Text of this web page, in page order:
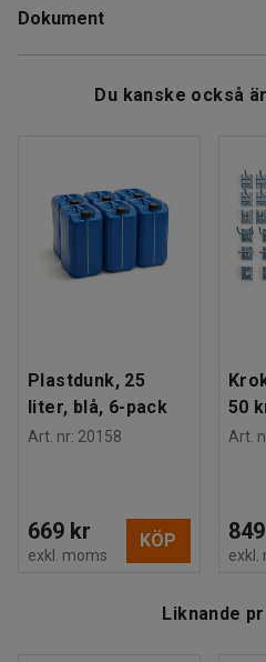
Bredd: 500
kg
Dokument
Du kanske också
Plastdunk, 25
liter, blå, 6-pack
Art. nr: 20158
669 kr
exkl. moms
KÖP
50
Art.
exkl.
Liknande